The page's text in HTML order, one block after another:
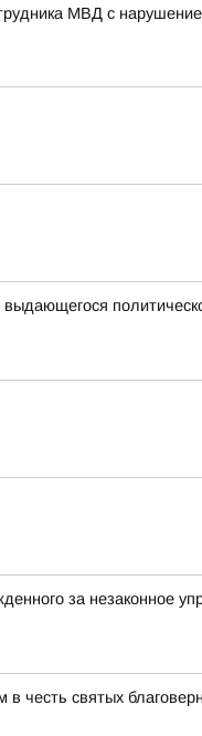
МВД с
за незаконное
святых